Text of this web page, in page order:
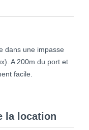
dans une impasse
A 200m du port et
facile.
la location